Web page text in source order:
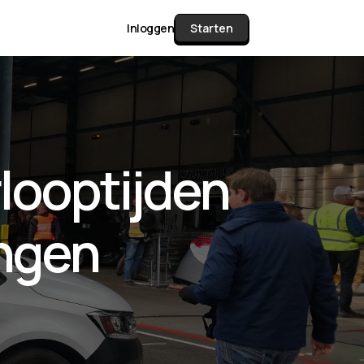
Matrix
alle pakketten en mogelijkheden
documenten verzamelen en facturen
tot controleren, boeken, bank
& klant dashboard.
Inloggen Starten